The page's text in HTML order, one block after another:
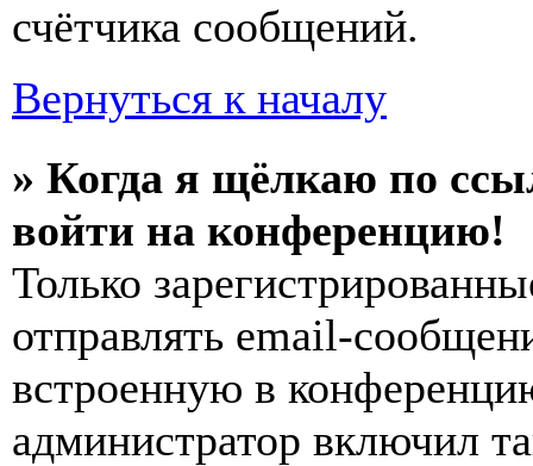
счётчика сообщений.
Вернуться к началу
» Когда я щёлкаю по
войти на конференцию!
Только
отправлять email-
встроенную в
администратор включил